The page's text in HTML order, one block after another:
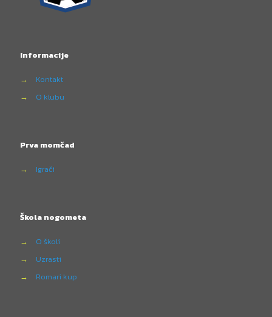
Informacije
→
Kontakt
→
O klubu
Prva momčad
→ Igrači
Škola nogometa
→
O školi
→
Uzrasti
→
Romari kup